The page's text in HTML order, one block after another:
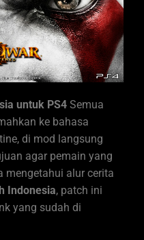
untuk PS4 Semua
ke bahasa
di mod langsung
agar pemain yang
mengetahui alur cerita
Indonesia, patch ini
yang sudah di